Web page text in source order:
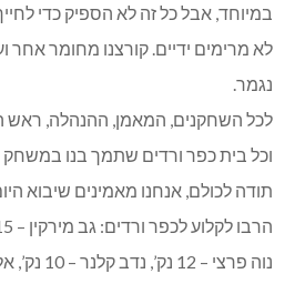
במיוחד, אבל כל זה לא הספיק כדי
לא מרימים ידיים. קורצנו מחומר אחר
נגמר.
לכל השחקנים, המאמן, ההנהלה, ראש
וכל בית כפר ורדים שתמך בנו
תודה לכולם, אנחנו מאמינים שיבוא